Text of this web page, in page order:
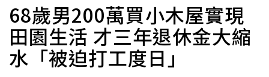
68歲男200萬買小木屋實現
田園生活 才三年退休金大縮
水「被迫打工度日」